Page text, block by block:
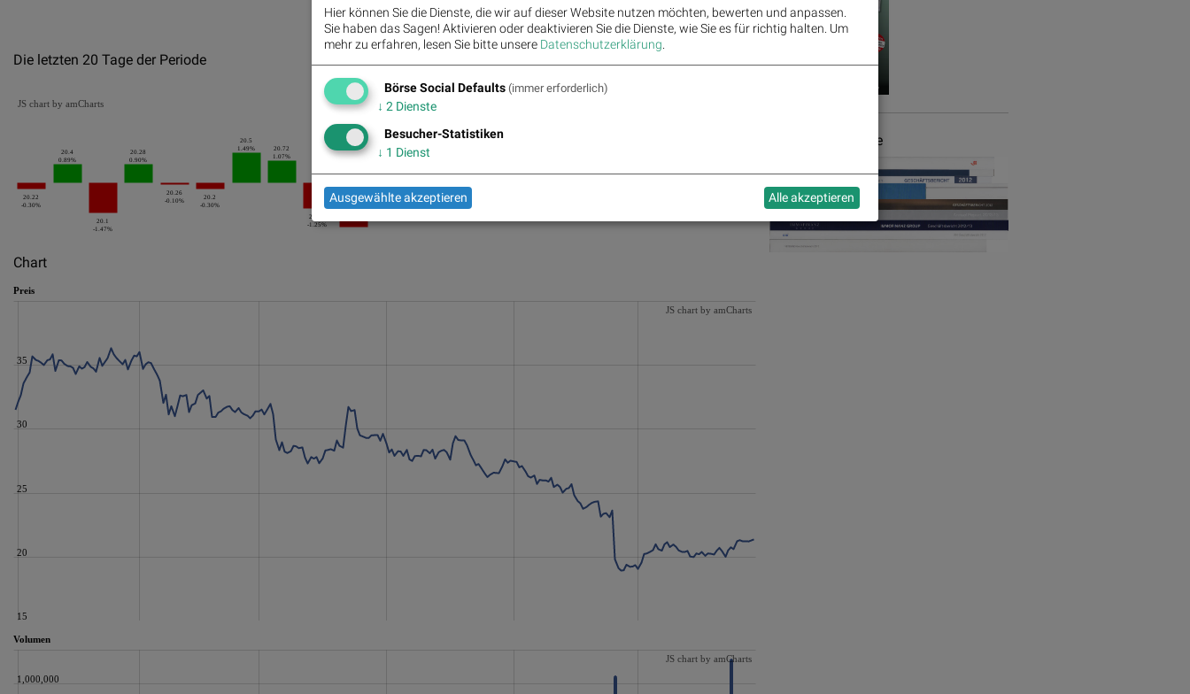
Die letzten 20 Tage der Periode
20.22
-0.30%
20.4
0.89%
20.1
-1.47%
20.28
0.90%
20.26
-0.10%
20.2
-0.30%
20.5
1.49%
20.72
1.07%
20.46
-1.25%
20.76
1.07%
20.62
JS chart by amCharts
Chart
Preis
15
20
25
30
35
JS chart by amCharts
Volumen
1,000,000
JS chart by amCharts
Geschäftsberichte
Hier können Sie die Dienste, die wir auf dieser Website nutzen möchten, bewerten und anpassen.
Sie haben das Sagen! Aktivieren oder deaktivieren Sie die Dienste, wie Sie es für richtig halten. Um
mehr zu erfahren, lesen Sie bitte unsere Datenschutzerklärung
Börse Social Defaults (immer erforderlich)
↓ 2 Dienste
Besucher-Statistiken
↓ 1 Dienst
Ausgewählte akzeptieren Alle akzeptieren